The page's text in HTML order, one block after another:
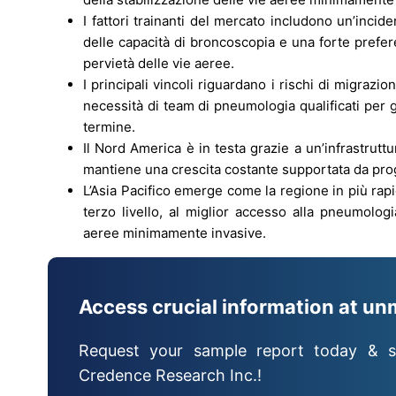
I fattori trainanti del mercato includono
delle capacità di broncoscopia e una forte
pervietà delle vie aeree.
I principali vincoli riguardano i rischi di
necessità di team di pneumologia qualificati per
termine.
Il Nord America è in testa grazie a
mantiene una crescita costante supportata da
L’Asia Pacifico emerge come la regione in più
terzo livello, al miglior accesso alla
aeree minimamente invasive.
Access crucial information at
Request your sample report today &
Credence Research Inc.!